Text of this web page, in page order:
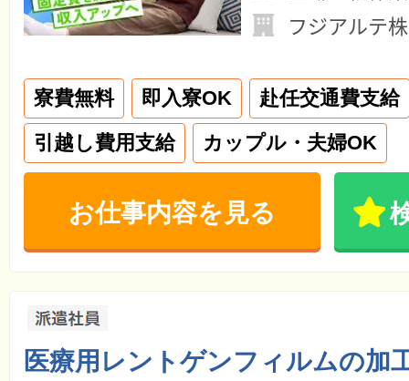
フジアルテ
寮費無料 即入寮OK
赴任交通費支給
引越し費用支給
カップル・夫婦OK
お仕事内容を見る
医療用レントゲンフィルムの加